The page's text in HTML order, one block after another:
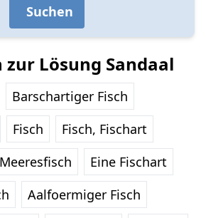
Suchen
Lösung Sandaal
Barschartiger Fisch
Fisch
Fisch, Fischart
Meeresfisch
Eine Fischart
Aalfoermiger Fisch